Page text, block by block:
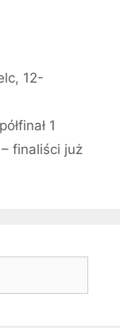
12-
1
finaliści już